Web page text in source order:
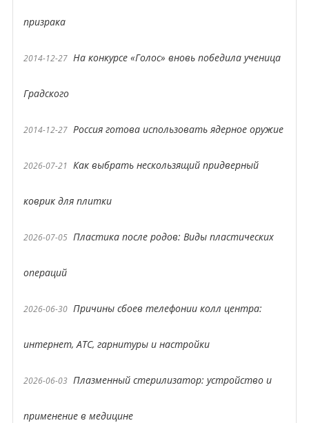
призрака
2014-12-27 На конкурсе «Голос» вновь победила ученица
Градского
2014-12-27 Россия готова использовать ядерное оружие
2026-07-21 Как выбрать нескользящий придверный
коврик для плитки
2026-07-05 Пластика после родов: Виды пластических
операций
2026-06-30 Причины сбоев телефонии колл центра:
интернет, АТС, гарнитуры и настройки
2026-06-03 Плазменный стерилизатор: устройство и
применение в медицине